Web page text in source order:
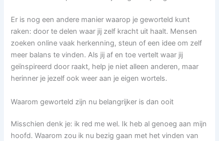
Er is nog een andere manier waarop je geworteld kunt
raken: door te delen waar jij zelf kracht uit haalt. Mensen
zoeken online vaak herkenning, steun of een idee om zelf
meer balans te vinden. Als jij af en toe vertelt waar jij
geïnspireerd door raakt, help je niet alleen anderen, maar
herinner je jezelf ook weer aan je eigen wortels.
Waarom geworteld zijn nu belangrijker is dan ooit
Misschien denk je: ik red me wel. Ik heb al genoeg aan mijn
hoofd. Waarom zou ik nu bezig gaan met het vinden van